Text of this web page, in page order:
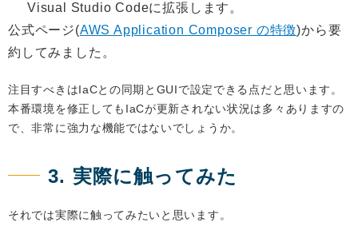
Visual Studio Codeに拡張します。
公式ページ(AWS Application Composer の特徴)から要
約してみました。
注目すべきはIaCとの同期とGUIで設定できる点だと思います。
本番環境を修正してもIaCが更新されない状況は多々ありますの
で、非常に強力な機能ではないでしょうか。
3. 実際に触ってみた
それでは実際に触ってみたいと思います。